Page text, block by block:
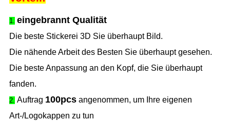
1. eingebrannt Qualität
Die beste Stickerei 3D Sie überhaupt Bild.
Die nähende Arbeit des Besten Sie überhaupt gesehen.
Die beste Anpassung an den Kopf, die Sie überhaupt
fanden.
2. Auftrag 100pcs angenommen, um Ihre eigenen
Art-/Logokappen zu tun